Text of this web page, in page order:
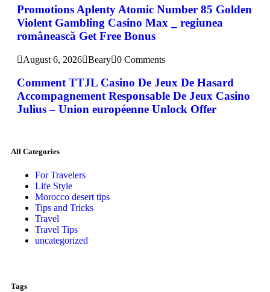
Promotions Aplenty Atomic Number 85 Golden
Violent Gambling Casino Max _ regiunea
românească Get Free Bonus
August 6, 2026 Beary 0 Comments
Comment TTJL Casino De Jeux De Hasard
Accompagnement Responsable De Jeux Casino
Julius – Union européenne Unlock Offer
All Categories
For Travelers
Life Style
Morocco desert tips
Tips and Tricks
Travel
Travel Tips
uncategorized
Tags